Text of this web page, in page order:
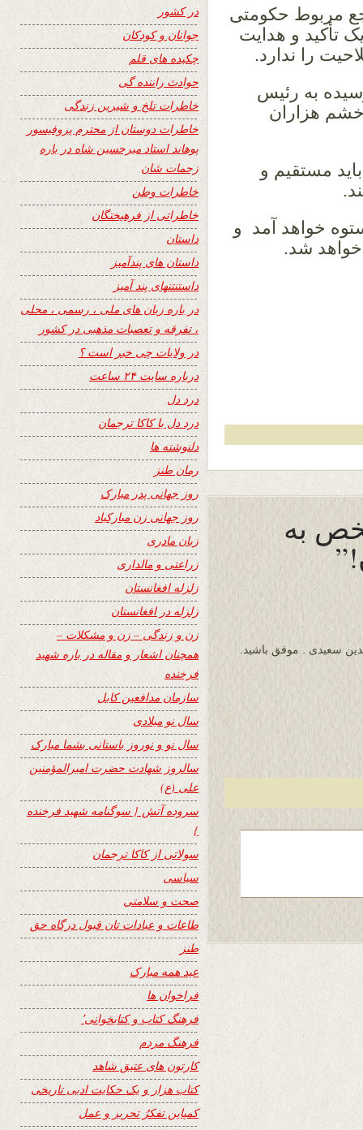
مربوط حکومتی
تأکید و هدایت
را ندارد.
به رئيس
خشم هزاران
مستقیم و
خواهد آمد و
شد.
به
سعیدی . موفق باشید.
در کشور
جوانان و کودکان
چکیده های قلم
حوادث راننده گی
خاطرات تلخ و شیرین زندگی
خاطرات دوستان از محترم پروفیسور
پوهاند استاد میرحسین شاه در باره
زحمات شان
خاطرات وطن
خاطراتی از فرهیختگان
داستان
داستان های پندآمیز
داستنتنهای پند آمیز
در باره زبان های ملی ، رسمی ، محلی
، تفرقه و تعصبات مذهبی در کشور
در ولایات چی خبر است ؟
درباره سایت ۲۴ ساعت
درد دل
درد دل با کاکا ترجمان
دلنوشته ها
رمان طنز
روز جهانی پدر مبارک
روز جهانی زن مبارکباد
زبان مادری
زراعتی و مالداری
زلزله افغانستان
زلزله در افغانستان
زن و زندگی – زن و مشکلات –
همچنان اشعار و مقاله در باره شهید
فرخنده
سازمان مدافعین کابل
سال نو میلادی
سال نو و نوروز باستانی بشما مبارک
سالروز شهادت حضرت امیرالمؤمنین
علی (ع)
سروده آتش { سوگنامه شهید فرخنده
}
سولاتی از کاکا ترجمان
سیاسی
صحت و سلامتی
طاعات و عبادات تان قبول درگاه حق
طنز
عید همه مبارک
فراخوان ها
فرهنگ کتاب و کتابخوانی٬
فرهنگ مردم
کارتون های عتیق شاهد
کتاب هزار و یک حکایت ادبی تاریخی
کمپاین تفکرُ تحریر و عمل